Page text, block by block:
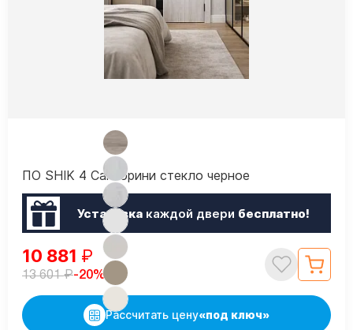
ПО SHIK 4 Санторини стекло черное
Установкакаждой двери бесплатно!
10 881 ₽
13 601₽-20%
Рассчитать цену«под ключ»